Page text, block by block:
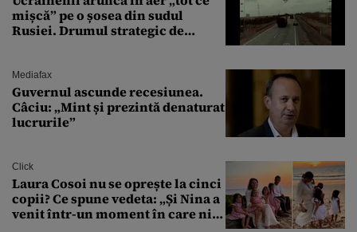
mișcă” pe o șosea din sudul
Rusiei. Drumul strategic de
Mediafax
Guvernul ascunde recesiunea.
Câciu: „Mint și prezintă denaturat
lucrurile”
Click
Laura Cosoi nu se oprește la cinci
copii? Ce spune vedeta: „Și Nina a
venit într-un moment în care nici